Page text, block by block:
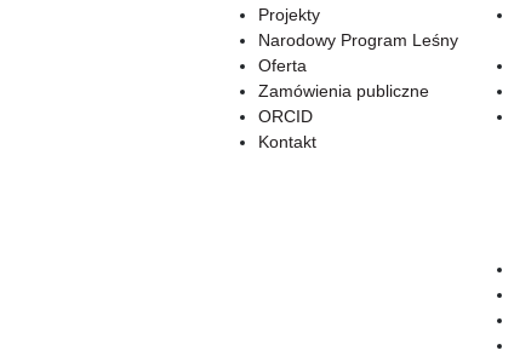
Projekty
Narodowy Program Leśny
Oferta
Zamówienia publiczne
ORCID
Kontakt